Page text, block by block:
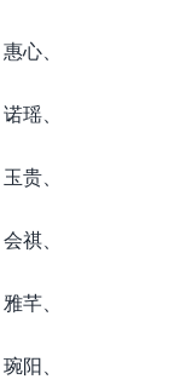
心、
瑶、
贵、
祺、
芊、
阳、